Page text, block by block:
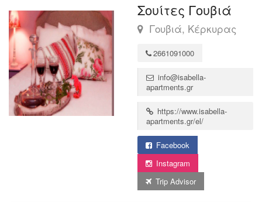
Σουίτες Γουβιά
Γουβιά, Κέρκυρας
2661091000
info@isabella-
apartments.gr
https://www.isabella-
apartments.gr/el/
Facebook
Instagram
Trip Advisor